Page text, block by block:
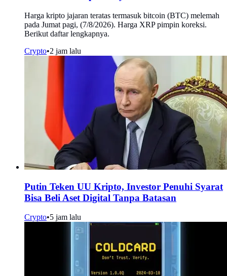
Harga kripto jajaran teratas termasuk bitcoin (BTC) melemah
pada Jumat pagi, (7/8/2026). Harga XRP pimpin koreksi.
Berikut daftar lengkapnya.
Crypto•2 jam lalu
Putin Teken UU Kripto, Investor Penuhi Syarat
Bisa Beli Aset Digital Tanpa Batasan
Crypto•5 jam lalu